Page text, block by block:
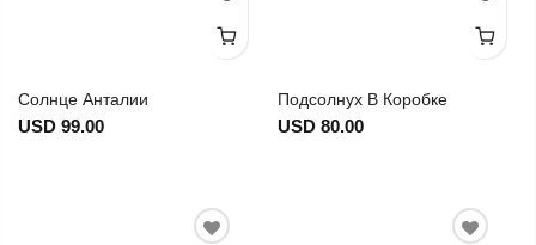
Солнце Анталии
USD 99.00
Подсолнух В Коробке
USD 80.00